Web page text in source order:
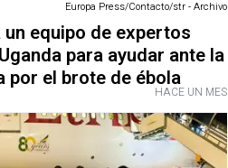
Europa Press/Contacto/str - Archivo
un equipo de expertos
para ayudar ante la
por el brote de ébolaHACE UN MES